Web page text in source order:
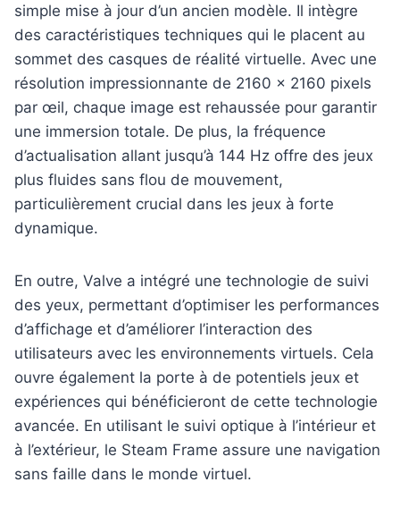
simple mise à jour d’un ancien modèle. Il intègre
des caractéristiques techniques qui le placent au
sommet des casques de réalité virtuelle. Avec une
résolution impressionnante de 2160 x 2160 pixels
par œil, chaque image est rehaussée pour garantir
une immersion totale. De plus, la fréquence
d’actualisation allant jusqu’à 144 Hz offre des jeux
plus fluides sans flou de mouvement,
particulièrement crucial dans les jeux à forte
dynamique.
En outre, Valve a intégré une technologie de suivi
des yeux, permettant d’optimiser les performances
d’affichage et d’améliorer l’interaction des
utilisateurs avec les environnements virtuels. Cela
ouvre également la porte à de potentiels jeux et
expériences qui bénéficieront de cette technologie
avancée. En utilisant le suivi optique à l’intérieur et
à l’extérieur, le Steam Frame assure une navigation
sans faille dans le monde virtuel.